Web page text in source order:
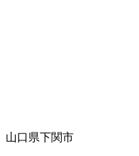
山口県下関市